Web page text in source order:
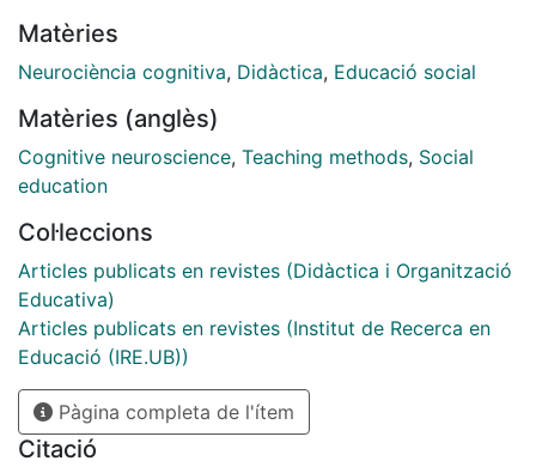
grandes avances de las neurociencias nos han llevado
a conocer mejor el funcionamiento del cerebro y las
neurodidáctico nospermite mejorar también los
planteamientos metodológicos en la universidad, y
facilitar un mayor aprendizaje. Este artículo solo es un
metodologías basadas en la neurodidáctica. Abstract:
This article describes the experiences of the staging
of some of the principles of the methodology applied
neurodidactics grade social education Faculty of
Education at the University of Barcelona. In recent
years major advances in neuroscience have enabled us
to better understand how the brain functions and the
foundations of learning. Expand neurodidactic
Matèries
Neurociència cognitiva, Didàctica, Educació social
Matèries (anglès)
Cognitive neuroscience, Teaching methods, Social
education
Col·leccions
Articles publicats en revistes (Didàctica i Organització
Educativa)
Articles publicats en revistes (Institut de Recerca en
Educació (IRE.UB))
Pàgina completa de l'ítem
Citació